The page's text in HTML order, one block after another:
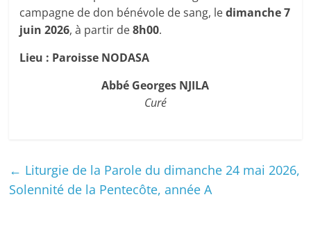
campagne de don bénévole de sang, ledimanche 7
juin 2026, à partir de8h00.
Lieu : Paroisse NODASA
Abbé Georges NJILA
Curé
← Liturgie de la Parole du dimanche 24 mai 2026,
Solennité de la Pentecôte, année A